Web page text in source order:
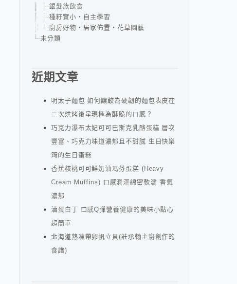
銀髮族飲食
種籽實小‧自主學習
廚房好物‧居家佈置‧花草園藝
未分類
近期文章
明太子麵包 如何讓較為硬韌的麵包表皮在
二次烘烤後呈現極為酥脆的口感？
巧克力瀑布太妃可可巴斯克乳酪蛋糕 層次
豐富、巧克力味道濃郁且不甜膩 生日快樂
筠的生日蛋糕
香蕉核桃可可鮮奶油瑪芬蛋糕 (Heavy
Cream Muffins) 口感潤澤綿密軟濡 香氣
濃郁
滷蛋白丁 口感Q彈營養健康的美味小點心
超簡單
北海道熟凍帶卵帆立貝(莊承翰主廚創作的
食譜)